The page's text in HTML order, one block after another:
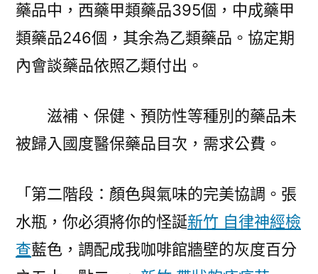
藥品中，西藥甲類藥品395個，中成藥甲
類藥品246個，其余為乙類藥品。協定期
內會談藥品依照乙類付出。
滋補、保健、預防性等種別的藥品未
被歸入國度醫保藥品目次，需求公費。
「第二階段：顏色與氣味的完美協調。張
水瓶，你必須將你的怪誕新竹 自律神經檢
查藍色，調配成我咖啡館牆壁的灰度百分